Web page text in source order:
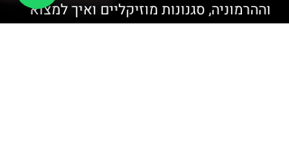
וההרמוניה, סגנונות מוזיקליים ואיך למצוא
את ה"אני" הייחודי שלהם בנגינה.